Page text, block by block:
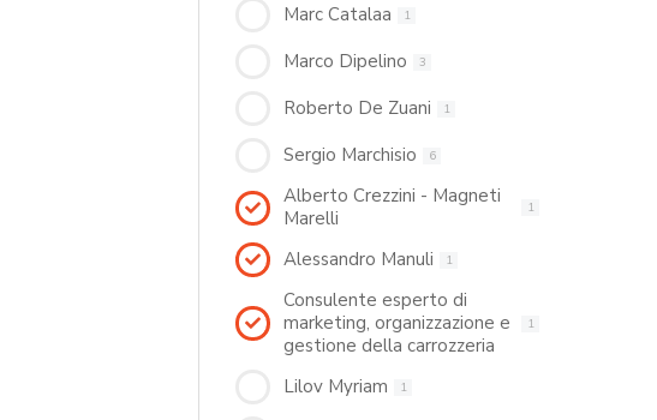
Marc Catalaa 1
Marco Dipelino 3
Roberto De Zuani 1
Sergio Marchisio 6
Alberto Crezzini - Magneti
Marelli
1
Alessandro Manuli 1
Consulente esperto di
marketing, organizzazione e
gestione della carrozzeria
1
Lilov Myriam 1